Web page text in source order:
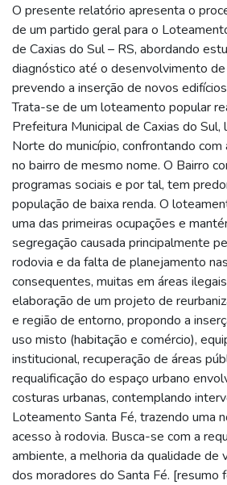
O presente relatório apresenta o
de um partido geral para o
de Caxias do Sul – RS, abordando
diagnóstico até o desenvolvimento
prevendo a inserção de novos
Trata-se de um loteamento popular
Prefeitura Municipal de Caxias do Sul,
Norte do município, confrontando
no bairro de mesmo nome. O Bairro
programas sociais e por tal, tem
população de baixa renda. O
uma das primeiras ocupações e
segregação causada principalmente
rodovia e da falta de planejamento
consequentes, muitas em áreas
elaboração de um projeto de
e região de entorno, propondo a
uso misto (habitação e comércio),
institucional, recuperação de áreas
requalificação do espaço urbano
costuras urbanas, contemplando
Loteamento Santa Fé, trazendo uma
acesso à rodovia. Busca-se com a
ambiente, a melhoria da qualidade de
dos moradores do Santa Fé. [resumo